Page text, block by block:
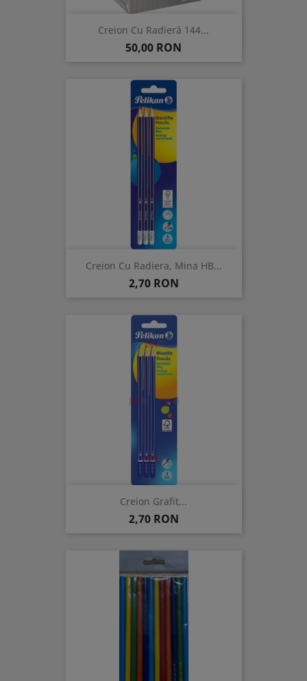
Creion Cu Radieră 144...
Pret
50,00 RON
Creion Cu Radiera, Mina HB...
Pret
2,70 RON
Creion Grafit...
Pret
2,70 RON